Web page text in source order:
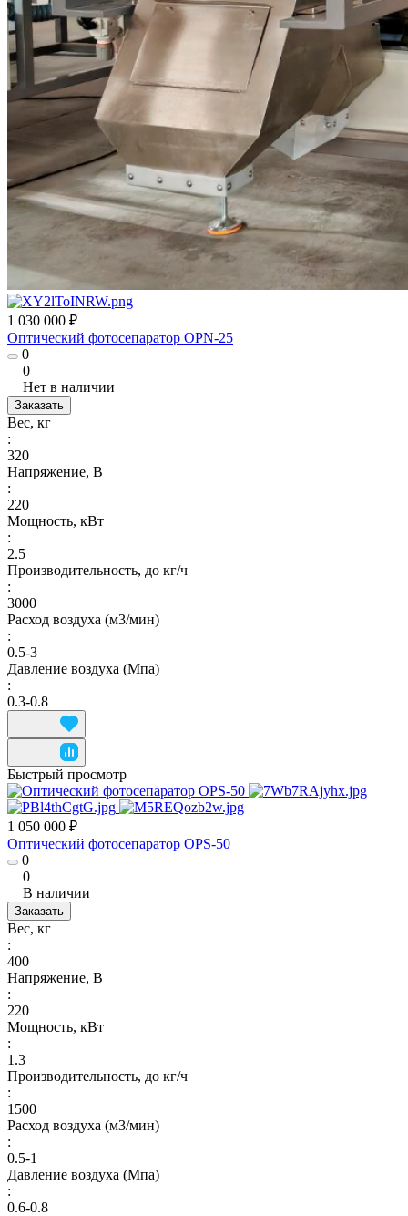
1 030 000 ₽
Оптический фотосепаратор OPN-25
0
0
Нет в наличии
Заказать
Вес, кг
:
320
Напряжение, В
:
220
Мощность, кВт
:
2.5
Производительность, до кг/ч
:
3000
Расход воздуха (м3/мин)
:
0.5-3
Давление воздуха (Мпа)
:
0.3-0.8
Быстрый просмотр
1 050 000 ₽
Оптический фотосепаратор OPS-50
0
0
В наличии
Заказать
Вес, кг
:
400
Напряжение, В
:
220
Мощность, кВт
:
1.3
Производительность, до кг/ч
:
1500
Расход воздуха (м3/мин)
:
0.5-1
Давление воздуха (Мпа)
:
0.6-0.8